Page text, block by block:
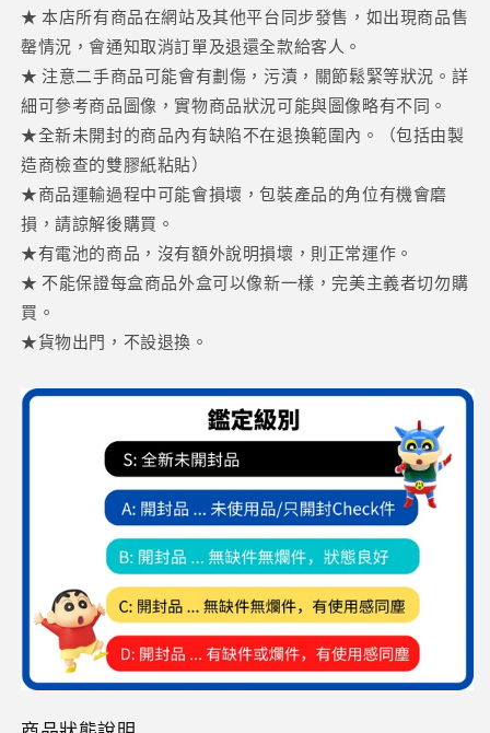
★ 本店所有商品在網站及其他平台同步發售，如出現商品售
罄情況，會通知取消訂單及退還全款給客人。
★ 注意二手商品可能會有劃傷，污漬，關節鬆緊等狀況。詳
細可參考商品圖像，實物商品狀況可能與圖像略有不同。
★全新未開封的商品內有缺陷不在退換範圍內。（包括由製
造商檢查的雙膠紙粘貼）
★商品運輸過程中可能會損壞，包裝產品的角位有機會磨
損，請諒解後購買。
★有電池的商品，沒有額外說明損壞，則正常運作。
★ 不能保證每盒商品外盒可以像新一樣，完美主義者切勿購
買。
★貨物出門，不設退換。